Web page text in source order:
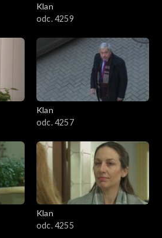
Klan
odc. 4259
Klan
odc. 4257
Klan
odc. 4255